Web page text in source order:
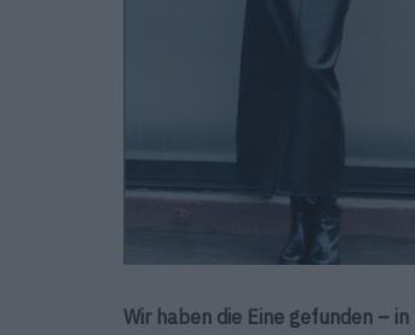
Wir haben die Eine gefunden –